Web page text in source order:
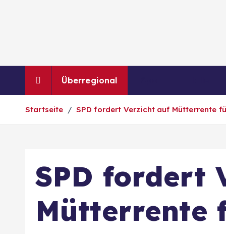
Überregional
Startseite SPD fordert Verzicht auf Mütterrente
SPD fordert
Mütterrente